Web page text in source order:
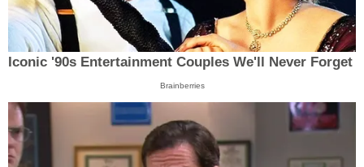
Iconic '90s Entertainment Couples We'll Never Forget
Brainberries